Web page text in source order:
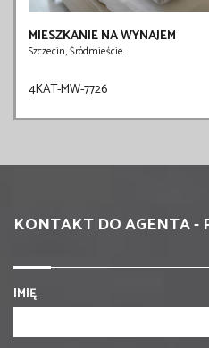
MIESZKANIE NA WYNAJEM
Szczecin, Śródmieście
4KAT-MW-7726
KONTAKT DO AGENTA -
IMIĘ